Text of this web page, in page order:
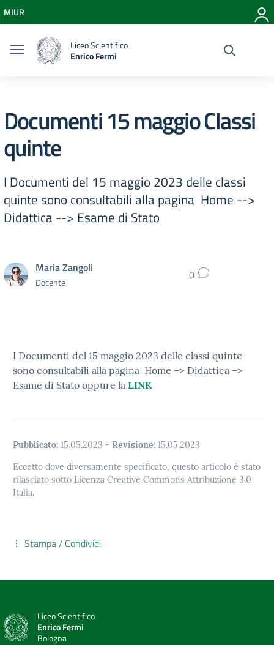
Vai al menu di navigazione
Vai al footer
MIUR
Liceo Scientifico
Enrico Fermi
Documenti 15 maggio Classi
quinte
I Documenti del 15 maggio 2023 delle classi
quinte sono consultabili alla pagina Home -->
Didattica --> Esame di Stato
Maria Zangoli
Docente 0
I Documenti del 15 maggio 2023 delle classi quinte
sono consultabili alla pagina Home –> Didattica –>
Esame di Stato oppure la LINK
Pubblicato: 15.05.2023 - Revisione: 15.05.2023
Eccetto dove diversamente specificato, questo articolo è stato
rilasciato sotto Licenza Creative Commons Attribuzione 3.0
Italia.
Stampa / Condividi
Liceo Scientifico
Enrico Fermi
Bologna